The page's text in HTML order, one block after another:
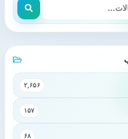
۲,۶۵۶
۱۵۷
۶۸